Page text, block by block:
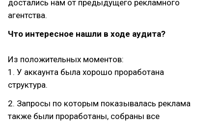
достались нам от предыдущего рекламного
агентства.
Что интересное нашли в ходе аудита?
Из положительных моментов:
1. У аккаунта была хорошо проработана
структура.
2. Запросы по которым показывалась реклама
также были проработаны, собраны все